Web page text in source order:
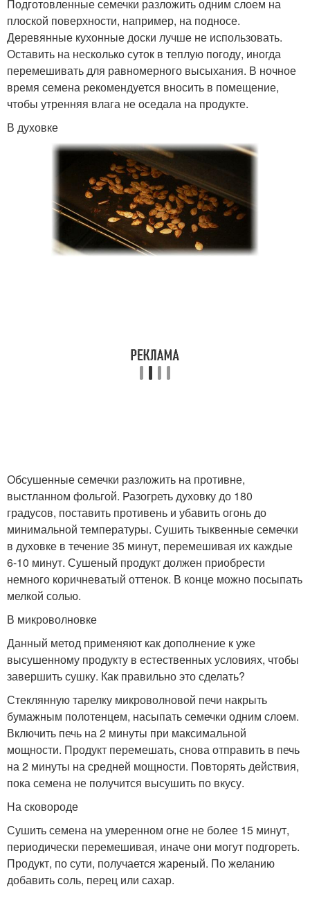
Подготовленные семечки разложить одним слоем на
плоской поверхности, например, на подносе.
Деревянные кухонные доски лучше не использовать.
Оставить на несколько суток в теплую погоду, иногда
перемешивать для равномерного высыхания. В ночное
время семена рекомендуется вносить в помещение,
чтобы утренняя влага не оседала на продукте.
В духовке
Обсушенные семечки разложить на противне,
выстланном фольгой. Разогреть духовку до 180
градусов, поставить противень и убавить огонь до
минимальной температуры. Сушить тыквенные семечки
в духовке в течение 35 минут, перемешивая их каждые
6-10 минут. Сушеный продукт должен приобрести
немного коричневатый оттенок. В конце можно посыпать
мелкой солью.
В микроволновке
Данный метод применяют как дополнение к уже
высушенному продукту в естественных условиях, чтобы
завершить сушку. Как правильно это сделать?
Стеклянную тарелку микроволновой печи накрыть
бумажным полотенцем, насыпать семечки одним слоем.
Включить печь на 2 минуты при максимальной
мощности. Продукт перемешать, снова отправить в печь
на 2 минуты на средней мощности. Повторять действия,
пока семена не получится высушить по вкусу.
На сковороде
Сушить семена на умеренном огне не более 15 минут,
периодически перемешивая, иначе они могут подгореть.
Продукт, по сути, получается жареный. По желанию
добавить соль, перец или сахар.